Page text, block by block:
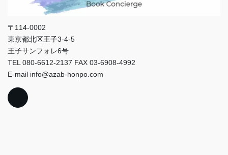
〒114-0002
東京都北区王子3-4-5
王子サンフォレ6号
TEL 080-6612-2137 FAX 03-6908-4992
E-mail info@azab-honpo.com